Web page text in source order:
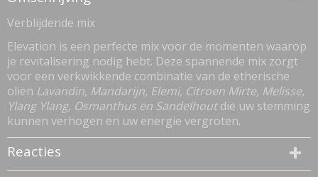
0,10 Kg
Verblijdende mix
Elevation is een perfecte mix voor de momenten waarop
je revitalisering nodig hebt. Deze spannende mix zorgt
voor een verkwikkende combinatie van de etherische
oliën Lavandin, Mandarijn, Elemi, Citroen Mirte, Melisse,
Ylang Ylang, Osmanthus en Sandelhoutdie uw stemming
kunnen verhogen en uw energie vergroten.
Reacties